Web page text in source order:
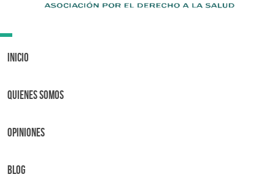
Toggle
Inicio
Quienes Somos
OPINIONES
BLOG